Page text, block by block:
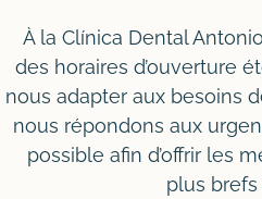
À la Clínica Dental
des horaires d’ouverture
nous adapter aux besoins
nous répondons aux
possible afin d’offrir les
plus brefs